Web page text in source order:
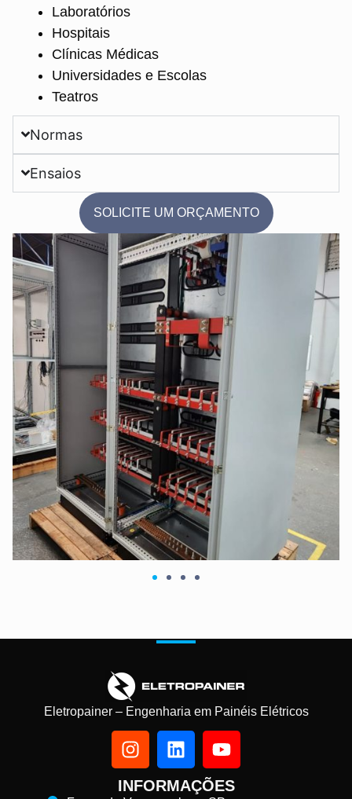
Laboratórios
Hospitais
Clínicas Médicas
Universidades e Escolas
Teatros
Normas
Ensaios
SOLICITE UM ORÇAMENTO
Eletropainer – Engenharia em Painéis Elétricos
INFORMAÇÕES